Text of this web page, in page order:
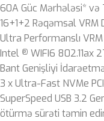
60A Güc Mərhələsi*
16+1+2 Rəqəmsal VRM
Ultra Performanslı VRM
Intel ® WIFI6 802.11ax
Bant Genişliyi
3 x Ultra-Fast NVMe
SuperSpeed ​​USB 3.2
ötürmə sürəti təmin